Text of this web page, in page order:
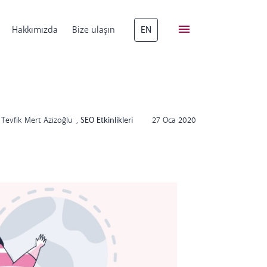
Hakkımızda Bize ulaşın EN
Tevfik Mert Azizoğlu , SEO Etkinlikleri 27 Oca 2020